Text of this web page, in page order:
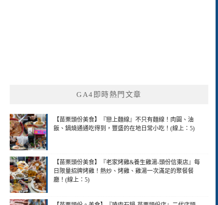
GA4即時熱門文章
【苗栗頭份美食】『戀上麵線』不只有麵線！肉圓、油
飯、鍋燒通通吃得到，豐盛的在地日常小吃！(線上：5)
【苗栗頭份美食】『老家烤雞&養生雞湯-頭份信東店』每
日限量招牌烤雞！熱炒、烤雞、雞湯一次滿足的聚餐餐
廳！(線上：5)